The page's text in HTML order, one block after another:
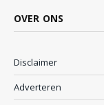
OVER ONS
Disclaimer
Adverteren